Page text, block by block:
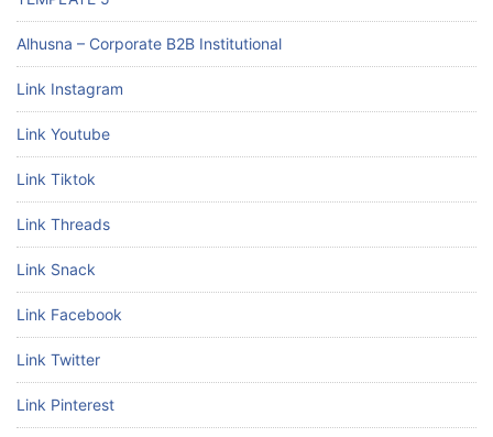
Alhusna – Corporate B2B Institutional
Link Instagram
Link Youtube
Link Tiktok
Link Threads
Link Snack
Link Facebook
Link Twitter
Link Pinterest